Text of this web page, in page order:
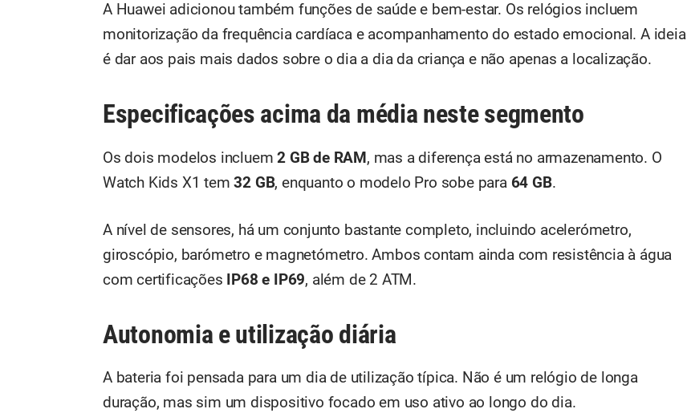
A Huawei adicionou também funções de saúde e bem-estar. Os relógios incluem
monitorização da frequência cardíaca e acompanhamento do estado emocional. A ideia
é dar aos pais mais dados sobre o dia a dia da criança e não apenas a localização.
Especificações acima da média neste segmento
Os dois modelos incluem2 GB de RAM , mas a diferença está no armazenamento. O
Watch Kids X1 tem32 GB, enquanto o modelo Pro sobe para 64 GB.
A nível de sensores, há um conjunto bastante completo, incluindo acelerómetro,
giroscópio, barómetro e magnetómetro. Ambos contam ainda com resistência à água
com certificações IP68 e IP69, além de 2 ATM.
Autonomia e utilização diária
A bateria foi pensada para um dia de utilização típica. Não é um relógio de longa
duração, mas sim um dispositivo focado em uso ativo ao longo do dia.